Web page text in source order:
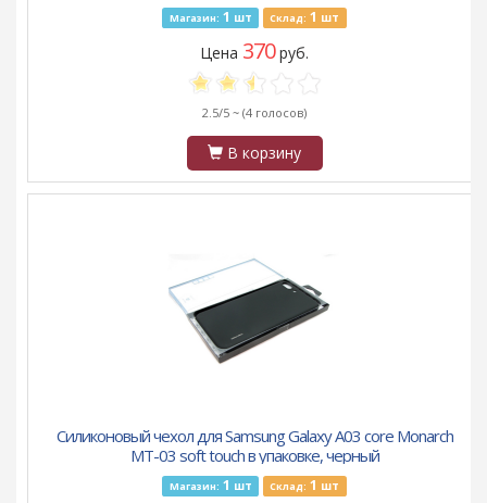
Магазин: 1 шт Склад: 1 шт
Цена 370руб.
2.5/5 ~ (4 голосов)
В корзину
Силиконовый чехол для Samsung Galaxy A03 core Monarch
MT-03 soft touch в упаковке, черный
Магазин: 1 шт Склад: 1 шт